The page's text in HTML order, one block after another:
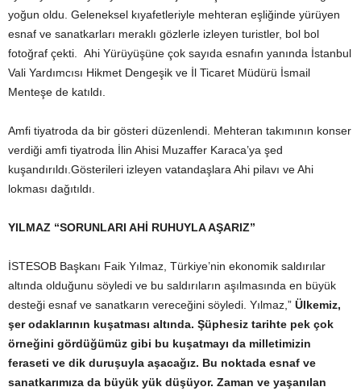
yoğun oldu. Geleneksel kıyafetleriyle mehteran eşliğinde yürüyen
esnaf ve sanatkarları meraklı gözlerle izleyen turistler, bol bol
fotoğraf çekti. Ahi Yürüyüşüne çok sayıda esnafın yanında İstanbul
Vali Yardımcısı Hikmet Dengeşik ve İl Ticaret Müdürü İsmail
Menteşe de katıldı.
Amfi tiyatroda da bir gösteri düzenlendi. Mehteran takımının konser
verdiği amfi tiyatroda İlin Ahisi Muzaffer Karaca’ya şed
kuşandırıldı.Gösterileri izleyen vatandaşlara Ahi pilavı ve Ahi
lokması dağıtıldı.
YILMAZ “SORUNLARI AHİ RUHUYLA AŞARIZ”
İSTESOB Başkanı Faik Yılmaz, Türkiye’nin ekonomik saldırılar
altında olduğunu söyledi ve bu saldırıların aşılmasında en büyük
desteği esnaf ve sanatkarın vereceğini söyledi. Yılmaz,” Ülkemiz,
şer odaklarının kuşatması altında. Şüphesiz tarihte pek çok
örneğini gördüğümüz gibi bu kuşatmayı da milletimizin
feraseti ve dik duruşuyla aşacağız. Bu noktada esnaf ve
sanatkarımıza da büyük yük düşüyor. Zaman ve yaşanılan